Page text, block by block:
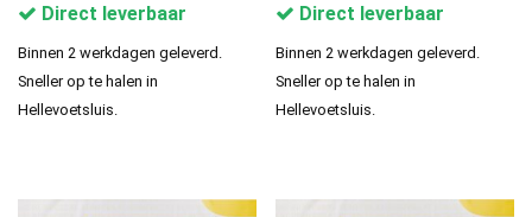
Direct leverbaar
Binnen 2 werkdagen geleverd.
Sneller op te halen in
Hellevoetsluis.
Direct leverbaar
Binnen 2 werkdagen geleverd.
Sneller op te halen in
Hellevoetsluis.